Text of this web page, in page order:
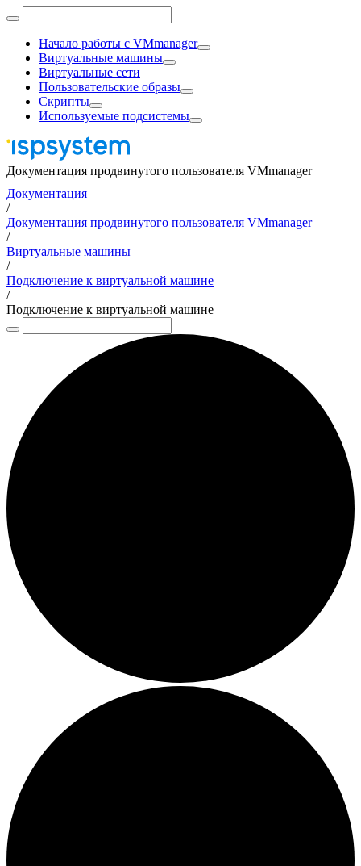
Начало работы с VMmanager
Виртуальные машины
Виртуальные сети
Пользовательские образы
Скрипты
Используемые подсистемы
Документация продвинутого пользователя VMmanager
Документация
/
Документация продвинутого пользователя VMmanager
/
Виртуальные машины
/
Подключение к виртуальной машине
/
Подключение к виртуальной машине